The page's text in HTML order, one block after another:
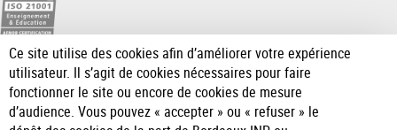
Ce site utilise des cookies afin d’améliorer votre expérience
utilisateur. Il s’agit de cookies nécessaires pour faire
fonctionner le site ou encore de cookies de mesure
d’audience. Vous pouvez « accepter » ou « refuser » le